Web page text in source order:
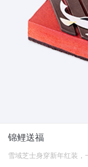
锦鲤送福
雪域芝士身穿新年红装，